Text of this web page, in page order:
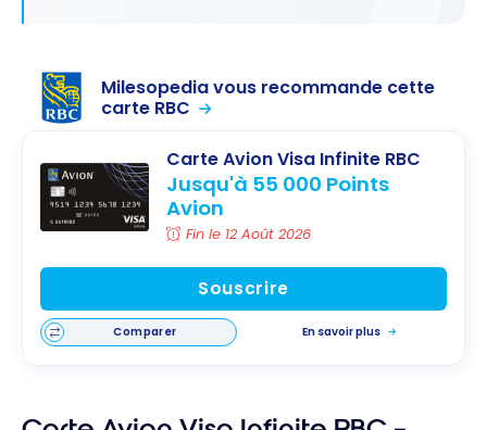
Milesopedia vous recommande cette
carte RBC
Carte Avion Visa Infinite RBC
Jusqu'à 55 000 Points
Avion
Fin le 12 Août 2026
Souscrire
Comparer En savoir plus